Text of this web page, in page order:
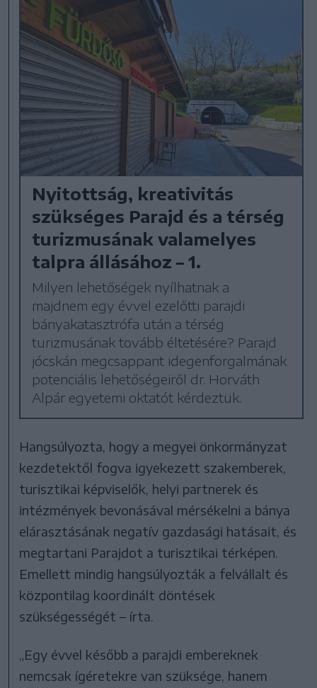
Nyitottság, kreativitás
szükséges Parajd és a térség
turizmusának valamelyes
talpra állásához – 1.
Milyen lehetőségek nyílhatnak a
majdnem egy évvel ezelőtti parajdi
bányakatasztrófa után a térség
turizmusának tovább éltetésére? Parajd
jócskán megcsappant idegenforgalmának
potenciális lehetőségeiről dr. Horváth
Alpár egyetemi oktatót kérdeztük.
Hangsúlyozta, hogy a megyei önkormányzat
kezdetektől fogva igyekezett szakemberek,
turisztikai képviselők, helyi partnerek és
intézmények bevonásával mérsékelni a bánya
elárasztásának negatív gazdasági hatásait, és
megtartani Parajdot a turisztikai térképen.
Emellett mindig hangsúlyozták a felvállalt és
központilag koordinált döntések
szükségességét – írta.
„Egy évvel később a parajdi embereknek
nemcsak ígéretekre van szüksége, hanem